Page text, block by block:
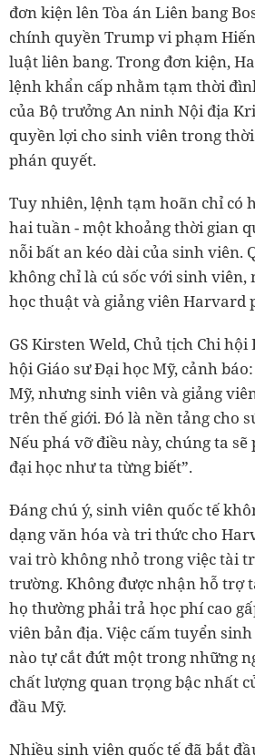
đơn kiện lên Tòa án Liên bang
chính quyền Trump vi phạm
luật liên bang. Trong đơn kiện,
lệnh khẩn cấp nhằm tạm thời
của Bộ trưởng An ninh Nội địa
quyền lợi cho sinh viên trong
phán quyết.
Tuy nhiên, lệnh tạm hoãn chỉ có
hai tuần - một khoảng thời gian
nỗi bất an kéo dài của sinh viên.
không chỉ là cú sốc với sinh viên,
học thuật và giảng viên Harvard
GS Kirsten Weld, Chủ tịch Chi
hội Giáo sư Đại học Mỹ, cảnh
Mỹ, nhưng sinh viên và giảng
trên thế giới. Đó là nền tảng cho
Nếu phá vỡ điều này, chúng ta
đại học như ta từng biết”.
Đáng chú ý, sinh viên quốc tế
dạng văn hóa và tri thức cho
vai trò không nhỏ trong việc tài
trường. Không được nhận hỗ trợ
họ thường phải trả học phí cao
viên bản địa. Việc cấm tuyển
nào tự cắt đứt một trong những
chất lượng quan trọng bậc nhất
đầu Mỹ.
Nhiều sinh viên quốc tế đã bắt